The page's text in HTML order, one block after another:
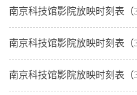
南京科技馆影院放映时刻表（
南京科技馆影院放映时刻表（
南京科技馆影院放映时刻表（